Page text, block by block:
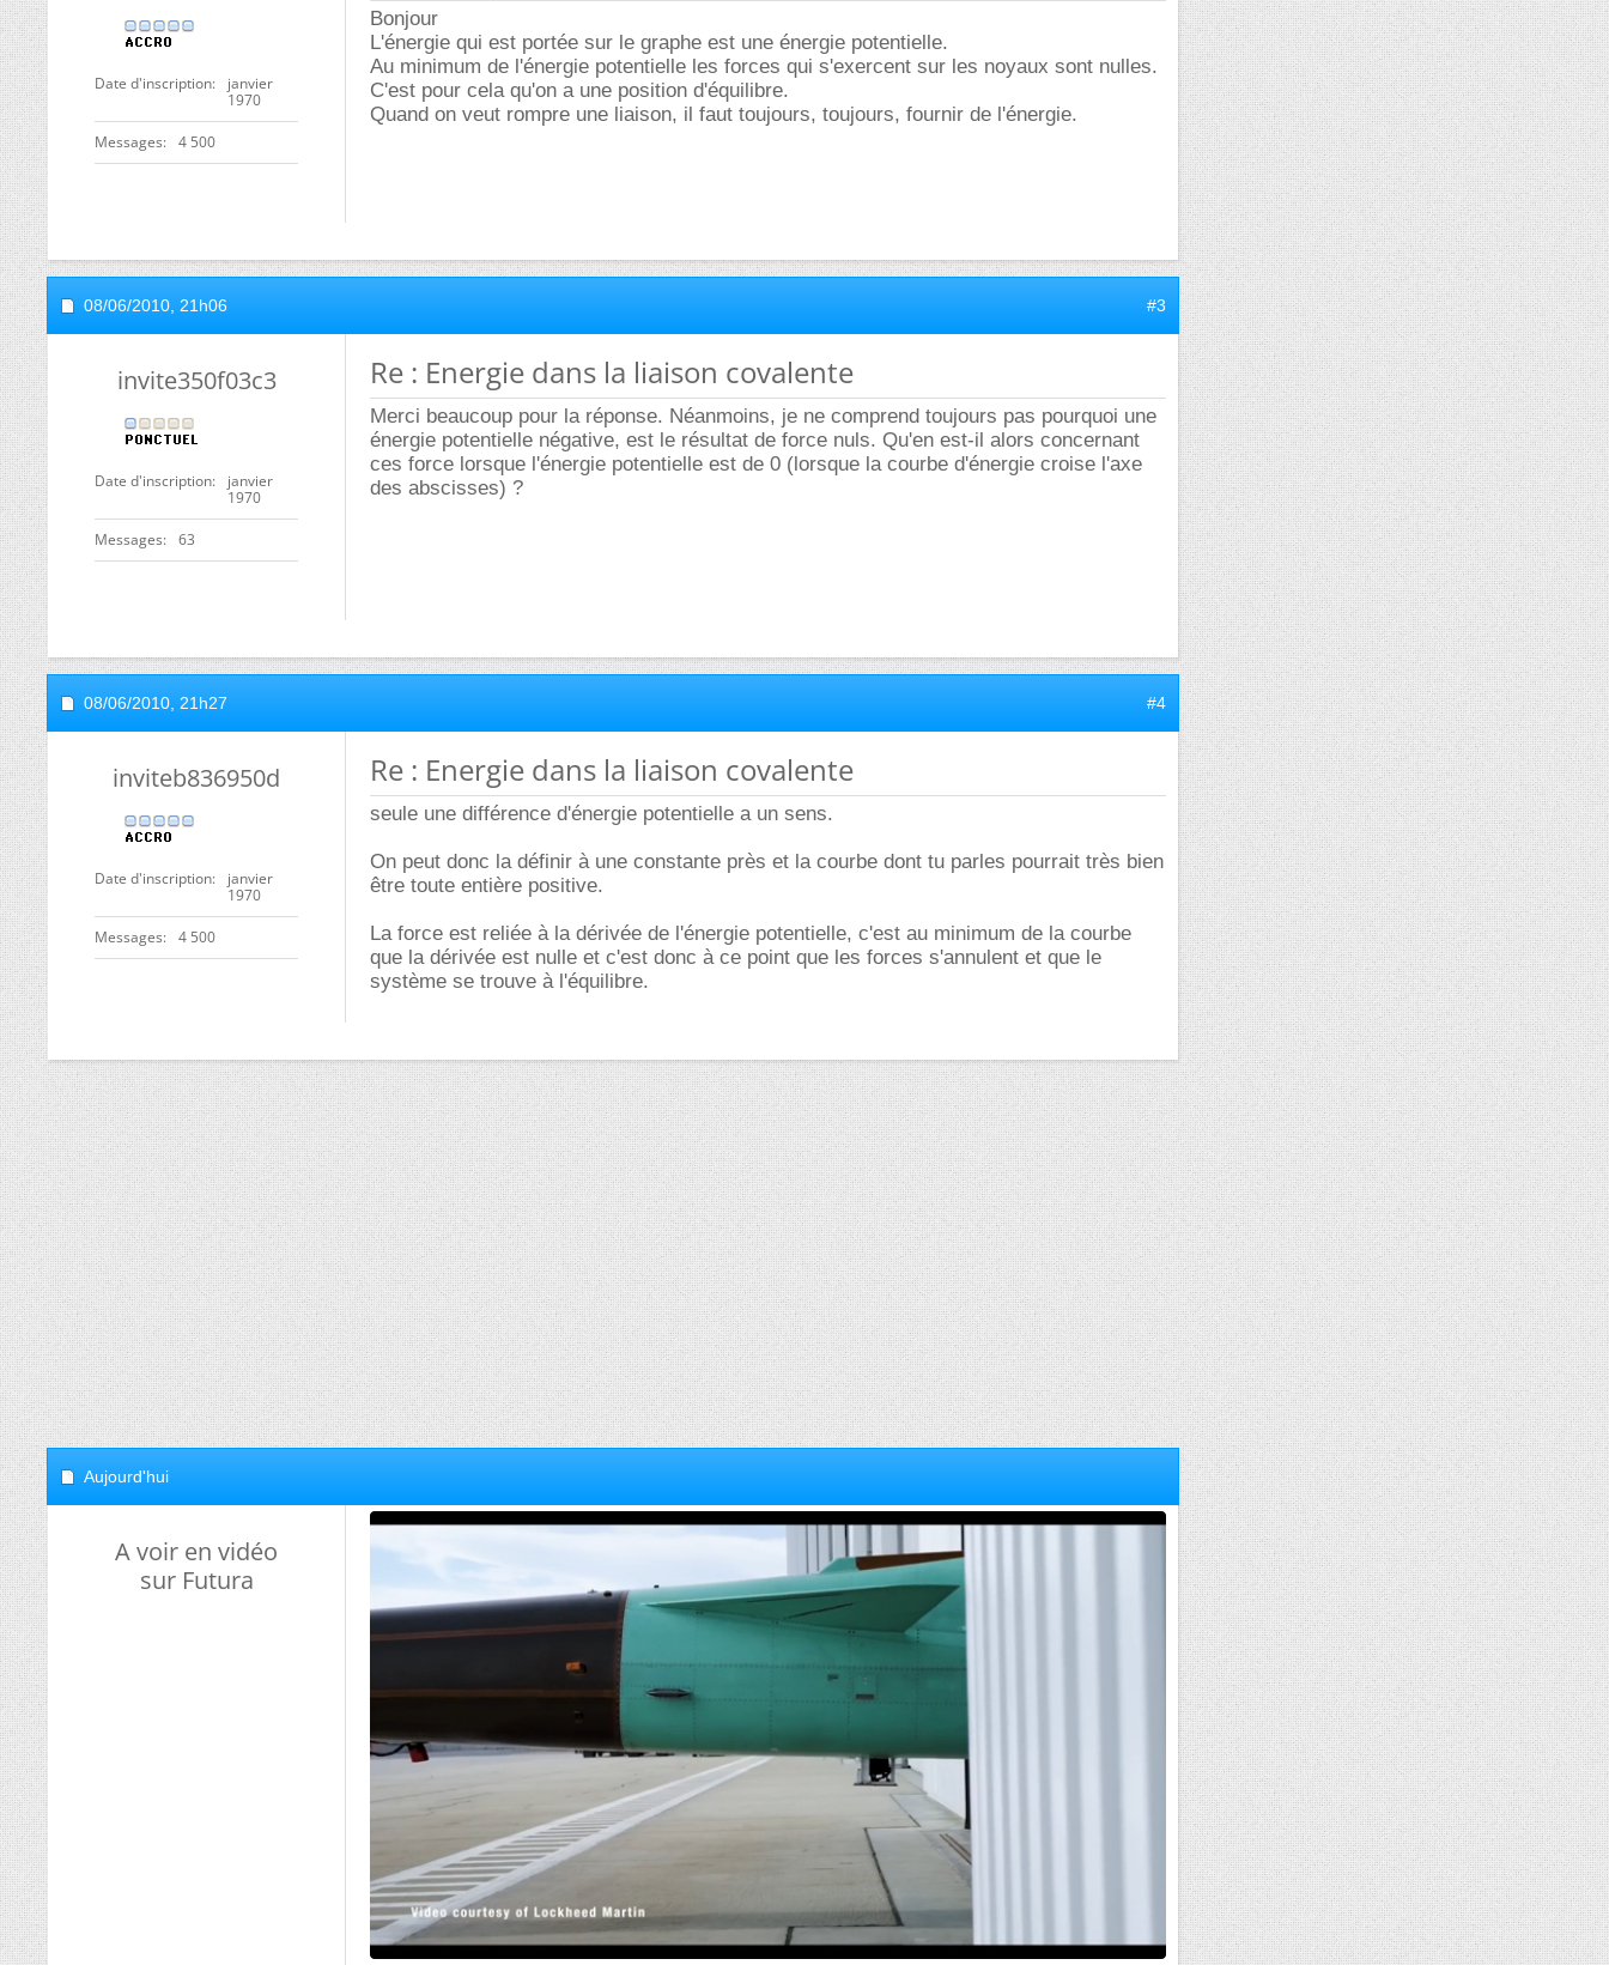
Date d'inscription
janvier
1970
Messages 4 500
Bonjour
L'énergie qui est portée sur le graphe est une énergie potentielle.
Au minimum de l'énergie potentielle les forces qui s'exercent sur les noyaux sont nulles.
C'est pour cela qu'on a une position d'équilibre.
Quand on veut rompre une liaison, il faut toujours, toujours, fournir de l'énergie.
08/06/2010, 21h06 #3
invite350f03c3
Date d'inscription
janvier
1970
Messages 63
Re : Energie dans la liaison covalente
Merci beaucoup pour la réponse. Néanmoins, je ne comprend toujours pas pourquoi une
énergie potentielle négative, est le résultat de force nuls. Qu'en est-il alors concernant
ces force lorsque l'énergie potentielle est de 0 (lorsque la courbe d'énergie croise l'axe
des abscisses) ?
08/06/2010, 21h27 #4
inviteb836950d
Date d'inscription
janvier
1970
Messages 4 500
Re : Energie dans la liaison covalente
seule une différence d'énergie potentielle a un sens.
On peut donc la définir à une constante près et la courbe dont tu parles pourrait très bien
être toute entière positive.
La force est reliée à la dérivée de l'énergie potentielle, c'est au minimum de la courbe
que la dérivée est nulle et c'est donc à ce point que les forces s'annulent et que le
système se trouve à l'équilibre.
Aujourd'hui
A voir en vidéo
sur Futura